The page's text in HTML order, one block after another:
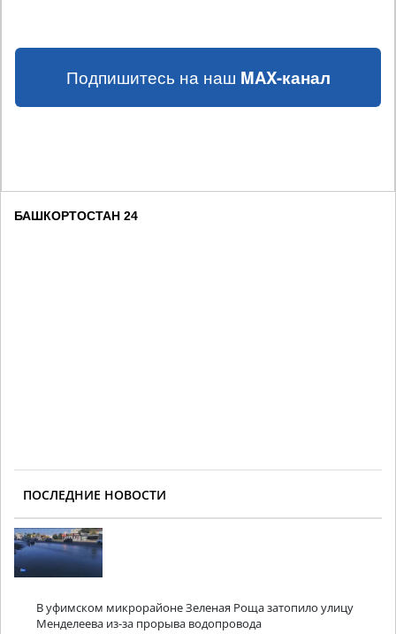
Подпишитесь на наш MAX-канал
БАШКОРТОСТАН 24
ПОСЛЕДНИЕ НОВОСТИ
В уфимском микрорайоне Зеленая Роща затопило улицу
Менделеева из-за прорыва водопровода